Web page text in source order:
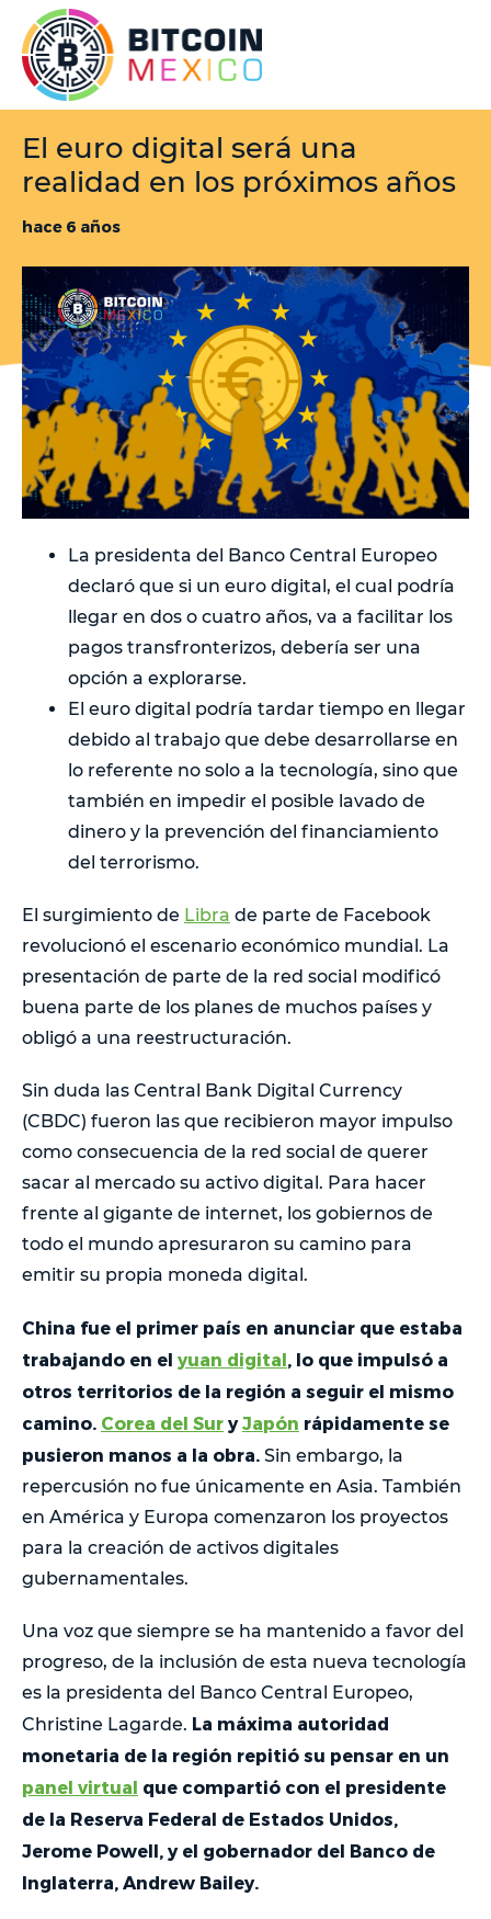
El euro digital será una
realidad en los próximos años
hace 6 años
La presidenta del Banco Central Europeo
declaró que si un euro digital, el cual podría
llegar en dos o cuatro años, va a facilitar los
pagos transfronterizos, debería ser una
opción a explorarse.
El euro digital podría tardar tiempo en llegar
debido al trabajo que debe desarrollarse en
lo referente no solo a la tecnología, sino que
también en impedir el posible lavado de
dinero y la prevención del financiamiento
del terrorismo.
El surgimiento de Libra de parte de Facebook
revolucionó el escenario económico mundial. La
presentación de parte de la red social modificó
buena parte de los planes de muchos países y
obligó a una reestructuración.
Sin duda las Central Bank Digital Currency
(CBDC) fueron las que recibieron mayor impulso
como consecuencia de la red social de querer
sacar al mercado su activo digital. Para hacer
frente al gigante de internet, los gobiernos de
todo el mundo apresuraron su camino para
emitir su propia moneda digital.
China fue el primer país en anunciar que estaba
trabajando en el yuan digital , lo que impulsó a
otros territorios de la región a seguir el mismo
camino. Corea del Sur yJapón rápidamente se
pusieron manos a la obra. Sin embargo, la
repercusión no fue únicamente en Asia. También
en América y Europa comenzaron los proyectos
para la creación de activos digitales
gubernamentales.
Una voz que siempre se ha mantenido a favor del
progreso, de la inclusión de esta nueva tecnología
es la presidenta del Banco Central Europeo,
Christine Lagarde. La máxima autoridad
monetaria de la región repitió su pensar en un
panel virtual que compartió con el presidente
de la Reserva Federal de Estados Unidos,
Jerome Powell, y el gobernador del Banco de
Inglaterra, Andrew Bailey.